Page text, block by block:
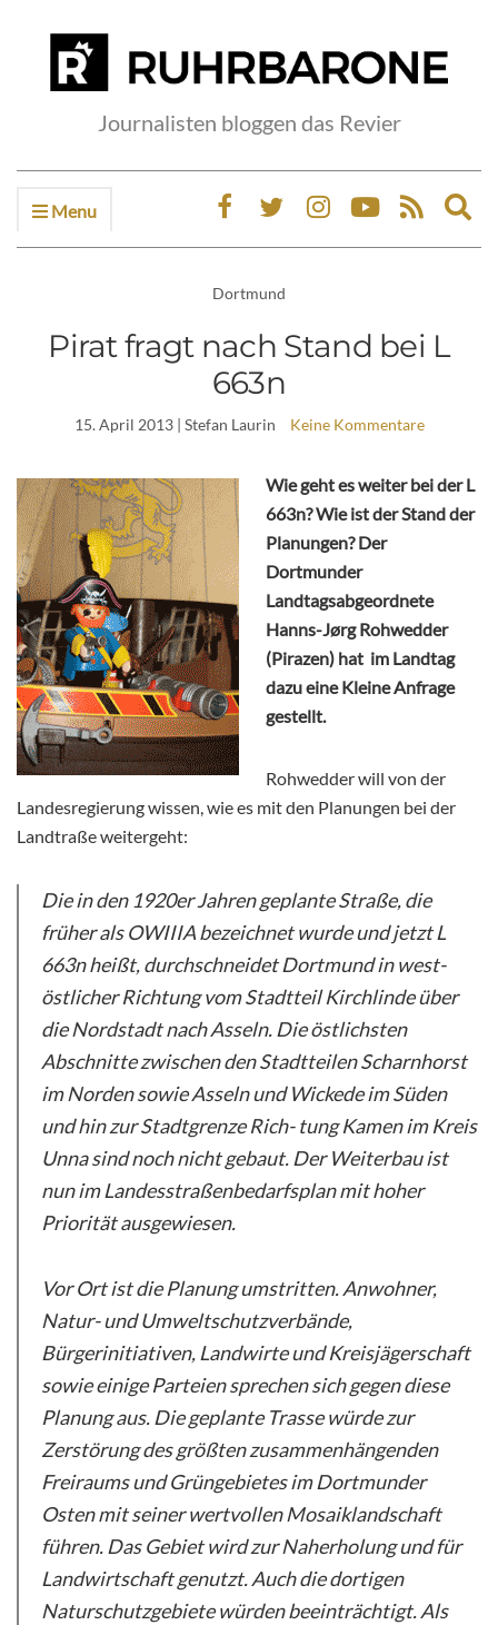
Journalisten bloggen das Revier
Menu
Dortmund
Pirat fragt nach Stand bei L
663n
15. April 2013| Stefan Laurin Keine Kommentare
Wie geht es weiter bei der L
663n? Wie ist der Stand der
Planungen? Der
Dortmunder
Landtagsabgeordnete
Hanns-Jørg Rohwedder
(Pirazen) hat im Landtag
dazu eine Kleine Anfrage
gestellt.
Rohwedder will von der
Landesregierung wissen, wie es mit den Planungen bei der
Landtraße weitergeht:
Die in den 1920er Jahren geplante Straße, die
früher als OWIIIA bezeichnet wurde und jetzt L
663n heißt, durchschneidet Dortmund in west-
östlicher Richtung vom Stadtteil Kirchlinde über
die Nordstadt nach Asseln. Die östlichsten
Abschnitte zwischen den Stadtteilen Scharnhorst
im Norden sowie Asseln und Wickede im Süden
und hin zur Stadtgrenze Rich- tung Kamen im Kreis
Unna sind noch nicht gebaut. Der Weiterbau ist
nun im Landesstraßenbedarfsplan mit hoher
Priorität ausgewiesen.
Vor Ort ist die Planung umstritten. Anwohner,
Natur- und Umweltschutzverbände,
Bürgerinitiativen, Landwirte und Kreisjägerschaft
sowie einige Parteien sprechen sich gegen diese
Planung aus. Die geplante Trasse würde zur
Zerstörung des größten zusammenhängenden
Freiraums und Grüngebietes im Dortmunder
Osten mit seiner wertvollen Mosaiklandschaft
führen. Das Gebiet wird zur Naherholung und für
Landwirtschaft genutzt. Auch die dortigen
Naturschutzgebiete würden beeinträchtigt. Als